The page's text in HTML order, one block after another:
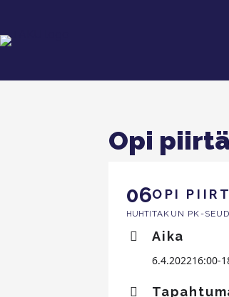
Opi
06
HUHTI
OPI
TAKUN PK-
Aika
6.4.202216:00-